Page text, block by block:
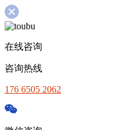
在线咨询
咨询热线
176 6505 2062